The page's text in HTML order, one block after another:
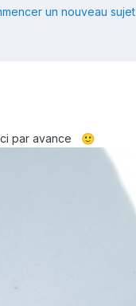
un nouveau sujet
par avance 🙂